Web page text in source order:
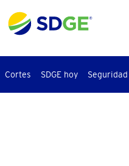
contenido
Cortes SDGE hoy